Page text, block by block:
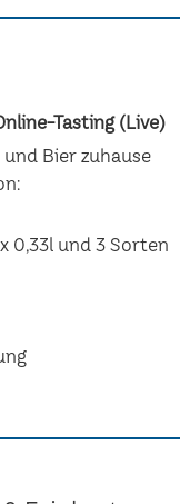
Tasting (Live)
Bier zuhause
0,33l und 3 Sorten